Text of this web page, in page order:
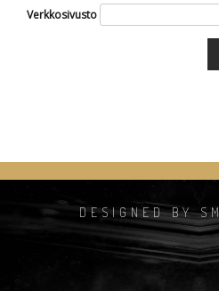
Verkkosivusto
DESIGNED BY